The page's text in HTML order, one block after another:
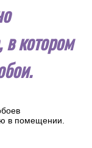
котором
в помещении.